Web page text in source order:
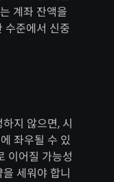
계좌 잔액을
수준에서 신중
지 않으면, 시
좌우될 수 있
이어질 가능성
세워야 합니